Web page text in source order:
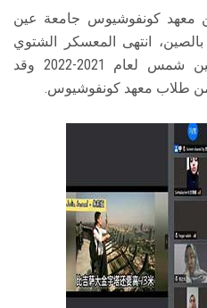
معهد كونفوشيوس جامعة عين
انتهى المعسكر الشتوي
لمعهد كونفوشيوس جامعة عين شمس لعام 2021-2022 وقد